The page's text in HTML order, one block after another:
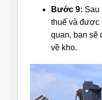
Bước 9: Sau
thuế và được
quan, bạn sẽ
về kho.